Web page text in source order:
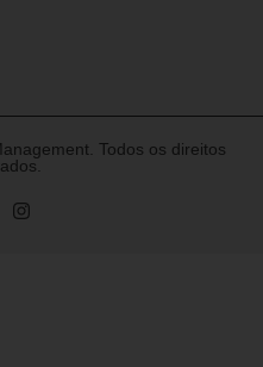
Todos os direitos